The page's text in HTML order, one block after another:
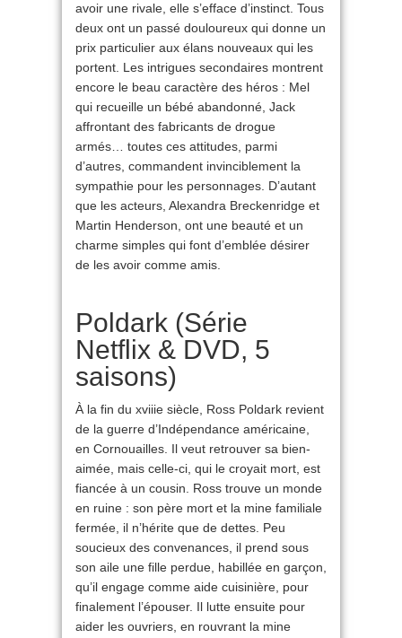
avoir une rivale, elle s’efface d’instinct. Tous
deux ont un passé douloureux qui donne un
prix particulier aux élans nouveaux qui les
portent. Les intrigues secondaires montrent
encore le beau caractère des héros : Mel
qui recueille un bébé abandonné, Jack
affrontant des fabricants de drogue
armés… toutes ces attitudes, parmi
d’autres, commandent invinciblement la
sympathie pour les personnages. D’autant
que les acteurs, Alexandra Breckenridge et
Martin Henderson, ont une beauté et un
charme simples qui font d’emblée désirer
de les avoir comme amis.
Poldark (Série
Netflix & DVD, 5
saisons)
À la fin du xviiie siècle, Ross Poldark revient
de la guerre d’Indépendance américaine,
en Cornouailles. Il veut retrouver sa bien-
aimée, mais celle-ci, qui le croyait mort, est
fiancée à un cousin. Ross trouve un monde
en ruine : son père mort et la mine familiale
fermée, il n’hérite que de dettes. Peu
soucieux des convenances, il prend sous
son aile une fille perdue, habillée en garçon,
qu’il engage comme aide cuisinière, pour
finalement l’épouser. Il lutte ensuite pour
aider les ouvriers, en rouvrant la mine